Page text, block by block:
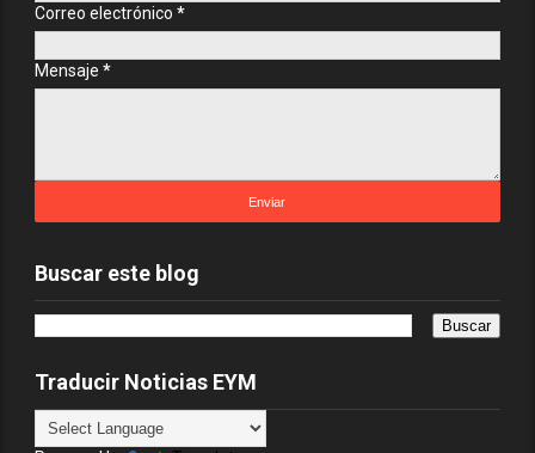
Correo electrónico *
Mensaje *
Buscar este blog
Traducir Noticias EYM